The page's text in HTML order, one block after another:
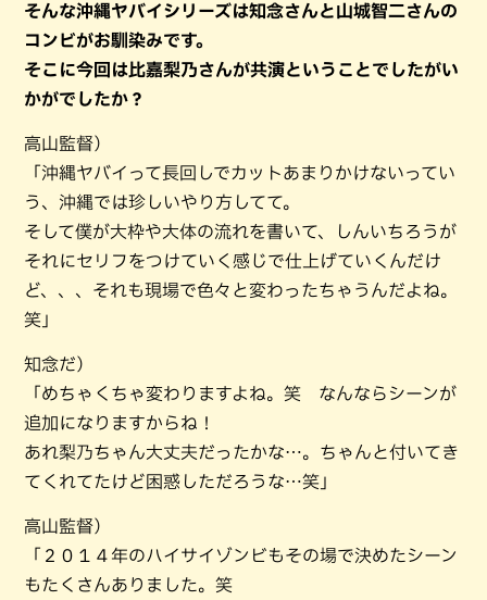
そんな沖縄ヤバイシリーズは知念さんと山城智二さんの
コンビがお馴染みです。
そこに今回は比嘉梨乃さんが共演ということでしたがい
かがでしたか？
高山監督）
「沖縄ヤバイって長回しでカットあまりかけないってい
う、沖縄では珍しいやり方してて。
そして僕が大枠や大体の流れを書いて、しんいちろうが
それにセリフをつけていく感じで仕上げていくんだけ
ど、、、それも現場で色々と変わったちゃうんだよね。
笑」
知念だ）
「めちゃくちゃ変わりますよね。笑 なんならシーンが
追加になりますからね！
あれ梨乃ちゃん大丈夫だったかな…。ちゃんと付いてき
てくれてたけど困惑しただろうな…笑」
高山監督）
「２０１４年のハイサイゾンビもその場で決めたシーン
もたくさんありました。笑